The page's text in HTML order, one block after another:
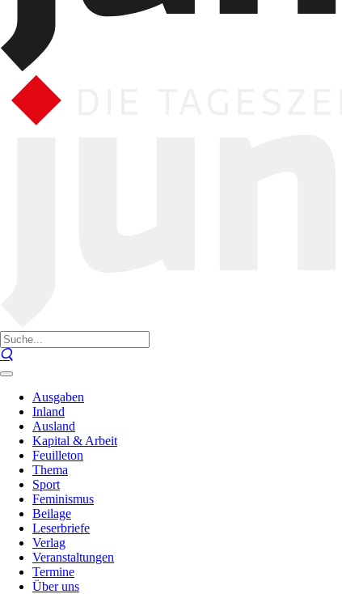
Ausgaben
Inland
Ausland
Kapital & Arbeit
Feuilleton
Thema
Sport
Feminismus
Beilage
Leserbriefe
Verlag
Veranstaltungen
Termine
Über uns